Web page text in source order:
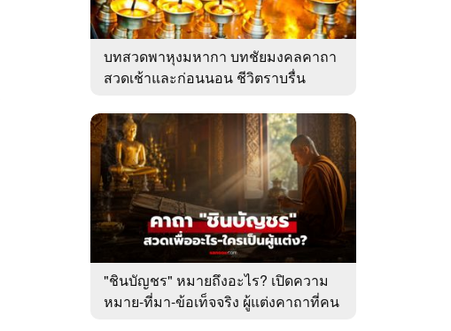
บทสวดพาหุงมหากา บทชัยมงคลคาถา
สวดเช้าและก่อนนอน ชีวิตราบรื่น
"ชินบัญชร" หมายถึงอะไร? เปิดความ
หมาย-ที่มา-ข้อเท็จจริง ผู้แต่งคาถาที่คน